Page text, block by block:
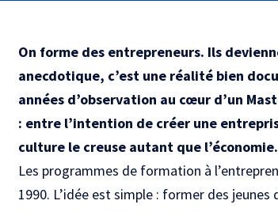
On forme des entrepreneurs. Ils
anecdotique, c’est une réalité bien
années d’observation au cœur d’un
: entre l’intention de créer une
culture le creuse autant que l’économie.
Les programmes de formation à
1990. L’idée est simple : former des